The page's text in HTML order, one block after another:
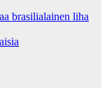
brasilialainen liha